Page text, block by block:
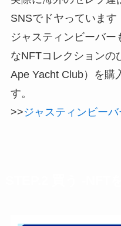
SNSでドヤっています
ジャスティンビーバー
なNFTコレクションの
Ape Yacht Club）を購
す。
>>ジャスティンビー